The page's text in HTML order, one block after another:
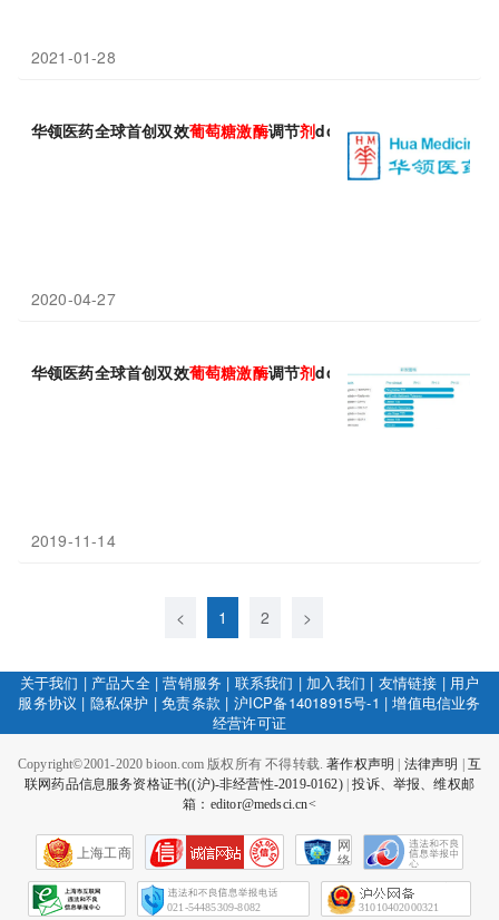
2021-01-28
华领医药全球首创双效葡萄糖激酶调节剂dorzagliatin与恩格列净
2020-04-27
华领医药全球首创双效葡萄糖激酶调节剂dorzagliatin关键III期临
2019-11-14
< 1 2 >
关于我们 | 产品大全|营销服务 | 联系我们 | 加入我们 | 友情链接 | 用户
服务协议 | 隐私保护 |免责条款 | 沪ICP备14018915号-1 |增值电信业务
经营许可证
Copyright©2001-2020 bioon.com 版权所有 不得转载.著作权声明 法律声明
互
联网药品信息服务资格证书((沪)-非经营性-2019-0162)|投诉、举报、维权邮
箱：editor@medsci.cn<
上海工商
网
络
会
征
021-54485309-8082 31010402000321